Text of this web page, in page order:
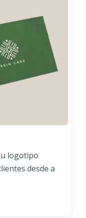
logotipo
desde a